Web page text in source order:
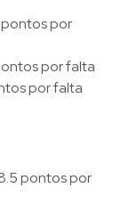
pontos por
por falta
por falta
pontos por